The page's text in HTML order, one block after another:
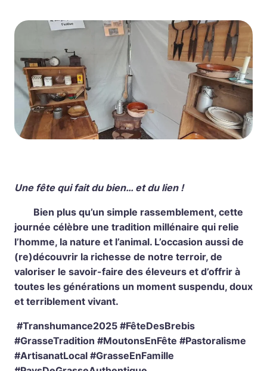
Une fête qui fait du bien… et du lien !
Bien plus qu’un simple rassemblement, cette
journée célèbre une tradition millénaire qui relie
l’homme, la nature et l’animal. L’occasion aussi de
(re)découvrir la richesse de notre terroir, de
valoriser le savoir-faire des éleveurs et d’offrir à
toutes les générations un moment suspendu, doux
et terriblement vivant.
#Transhumance2025 #FêteDesBrebis
#GrasseTradition #MoutonsEnFête #Pastoralisme
#ArtisanatLocal #GrasseEnFamille